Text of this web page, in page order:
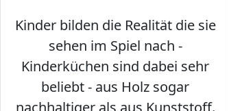
Kinder bilden die Realität die sie
sehen im Spiel nach -
Kinderküchen sind dabei sehr
beliebt - aus Holz sogar